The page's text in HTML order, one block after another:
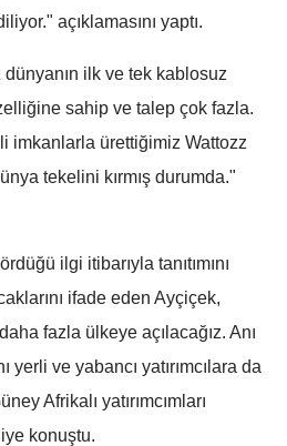
İstanbul
Kars
Kastamonu
Kayseri
Kocaeli
Konya
açıklamasını yaptı.
ilk ve tek kablosuz
sahip ve talep çok fazla.
imkanlarla ürettiğimiz Wattozz
tekelini kırmış durumda."
ilgi itibarıyla tanıtımını
ifade eden Ayçiçek,
fazla ülkeye açılacağız. Anı
yerli ve yabancı yatırımcılara da
Afrikalı yatırımcımları
konuştu.